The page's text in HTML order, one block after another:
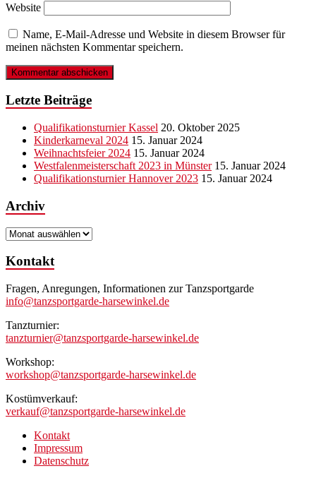
Website
Name, E-Mail-Adresse und Website in diesem Browser für
meinen nächsten Kommentar speichern.
Letzte Beiträge
Qualifikationsturnier Kassel 20. Oktober 2025
Kinderkarneval 2024 15. Januar 2024
Weihnachtsfeier 2024 15. Januar 2024
Westfalenmeisterschaft 2023 in Münster 15. Januar 2024
Qualifikationsturnier Hannover 2023 15. Januar 2024
Archiv
Archiv
Kontakt
Fragen, Anregungen, Informationen zur Tanzsportgarde
info@tanzsportgarde-harsewinkel.de
Tanzturnier:
tanzturnier@tanzsportgarde-harsewinkel.de
Workshop:
workshop@tanzsportgarde-harsewinkel.de
Kostümverkauf:
verkauf@tanzsportgarde-harsewinkel.de
Kontakt
Impressum
Datenschutz